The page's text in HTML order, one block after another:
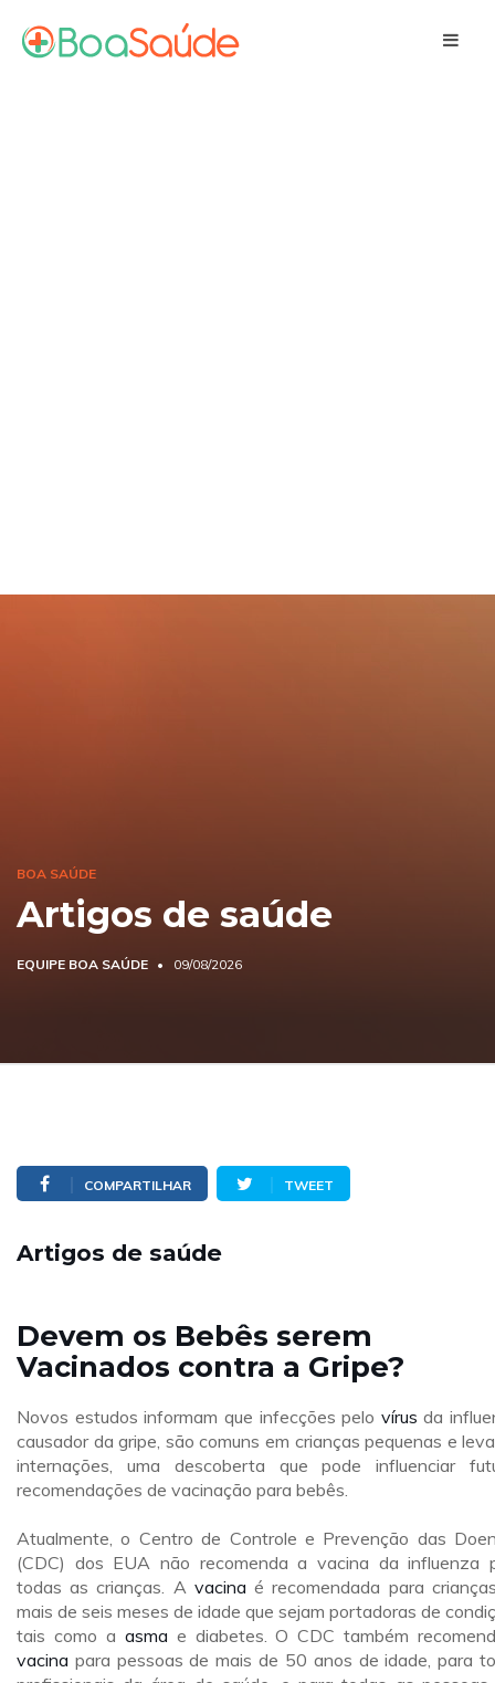
BOA SAÚDE
Artigos de saúde
EQUIPE BOA SAÚDE 09/08/2026
COMPARTILHAR TWEET
Artigos de saúde
Devem os Bebês serem
Vacinados contra a Gripe?
Novos estudos informam que infecções pelo vírus da
causador da gripe, são comuns em crianças pequenas e
internações, uma descoberta que pode influenciar
recomendações de vacinação para bebês.
Atualmente, o Centro de Controle e Prevenção das
(CDC) dos EUA não recomenda a vacina da influenza
todas as crianças. A vacina é recomendada para
mais de seis meses de idade que sejam portadoras de
tais como a asma e diabetes. O CDC também
vacina para pessoas de mais de 50 anos de idade, para